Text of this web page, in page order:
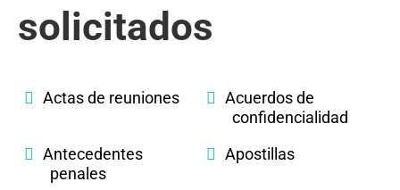
solicitados
Actas de reuniones
Acuerdos de
confidencialidad
Antecedentes
penales
Apostillas